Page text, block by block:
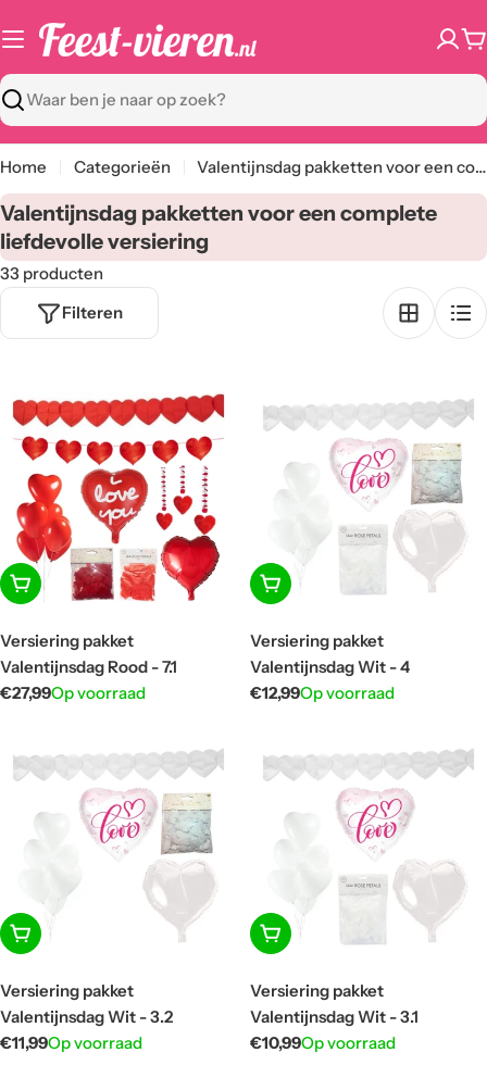
naar
content
Zoeken
Home Categorieën Valentijnsdag pakketten voor een complete liefdevolle versiering
C
a
t
e
Valentijnsdag pakketten voor een complete
liefdevolle versiering
33 producten
Filteren
In winkelwagen
Versiering pakket
Valentijnsdag Rood - 7.1
Normale
€27,99Op voorraad
In winkelwagen
Versiering pakket
Valentijnsdag Wit - 4
Normale
€12,99Op voorraad
In winkelwagen
Versiering pakket
Valentijnsdag Wit - 3.2
Normale
€11,99Op voorraad
In winkelwagen
Versiering pakket
Valentijnsdag Wit - 3.1
Normale
€10,99Op voorraad